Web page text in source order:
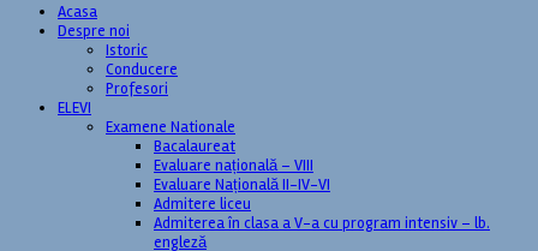
Acasa
Despre noi
Istoric
Conducere
Profesori
ELEVI
Examene Nationale
Bacalaureat
Evaluare națională – VIII
Evaluare Națională II-IV-VI
Admitere liceu
Admiterea în clasa a V-a cu program intensiv – lb.
engleză